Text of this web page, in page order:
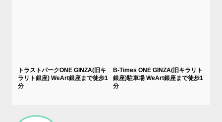
トラストパークONE GINZA(旧キ
ラリト銀座) WeArt銀座まで徒歩1
分
B-Times ONE GINZA(旧キラリト
銀座)駐車場 WeArt銀座まで徒歩1
分